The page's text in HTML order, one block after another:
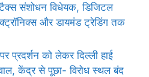
संशोधन विधेयक, डिजिटल
और डायमंड ट्रेडिंग तक
प्रदर्शन को लेकर दिल्ली हाई
केंद्र से पूछा- विरोध स्थल बंद